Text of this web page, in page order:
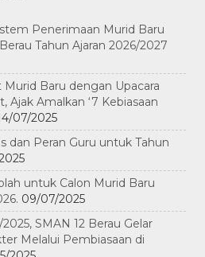
Penerimaan Murid Baru
Tahun Ajaran 2026/2027
Baru dengan Upacara
Ajak Amalkan ‘7 Kebiasaan
07/2025
dan Peran Guru untuk Tahun
untuk Calon Murid Baru
09/07/2025
SMAN 12 Berau Gelar
Melalui Pembiasaan di